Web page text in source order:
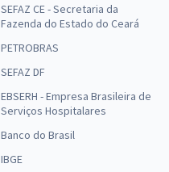
SEFAZ CE - Secretaria da
Fazenda do Estado do Ceará
PETROBRAS
SEFAZ DF
EBSERH - Empresa Brasileira de
Serviços Hospitalares
Banco do Brasil
IBGE